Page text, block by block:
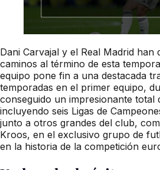
Dani Carvajal y el Real Madrid han
caminos al término de esta
equipo pone fin a una destacada
temporadas en el primer equipo,
conseguido un impresionante total
incluyendo seis Ligas de
junto a otros grandes del club,
Kroos, en el exclusivo grupo de
en la historia de la competición